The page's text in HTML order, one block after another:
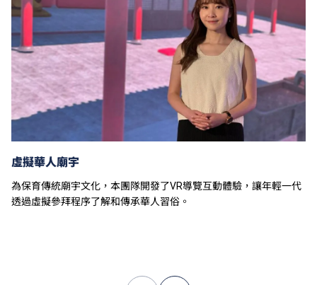
以上資料只適用於
本地學生。
虛擬華人廟宇
為保育傳統廟宇文化，本團隊開發了VR導覽互動體驗，讓年輕一代
透過虛擬參拜程序了解和傳承華人習俗。